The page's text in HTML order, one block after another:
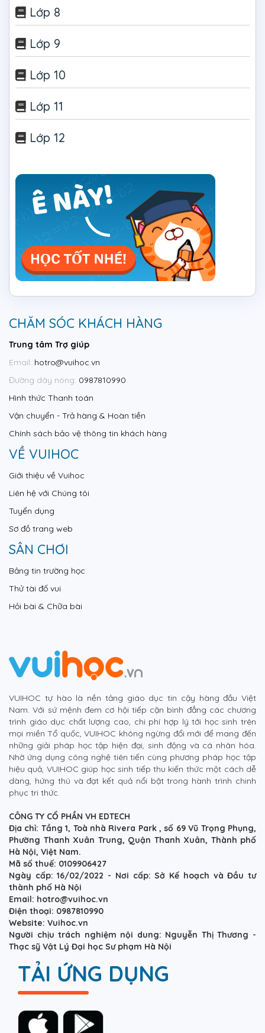
Lớp 8
Lớp 9
Lớp 10
Lớp 11
Lớp 12
CHĂM SÓC KHÁCH HÀNG
Trung tâm Trợ giúp
Email: hotro@vuihoc.vn
Đường dây nóng: 0987810990
Hình thức Thanh toán
Vận chuyển - Trả hàng & Hoàn tiền
Chính sách bảo vệ thông tin khách hàng
VỀ VUIHOC
Giới thiệu về Vuihoc
Liên hệ với Chúng tôi
Tuyển dụng
Sơ đồ trang web
SÂN CHƠI
Bảng tin trường học
Thử tài đố vui
Hỏi bài & Chữa bài
VUIHOC tự hào là nền tảng giáo dục tin cậy hàng đầu Việt
Nam. Với sứ mệnh đem cơ hội tiếp cận bình đẳng các chương
trình giáo dục chất lượng cao, chi phí hợp lý tới học sinh trên
mọi miền Tổ quốc, VUIHOC không ngừng đổi mới để mang đến
những giải pháp học tập hiện đại, sinh động và cá nhân hóa.
Nhờ ứng dụng công nghệ tiên tiến cùng phương pháp học tập
hiệu quả, VUIHOC giúp học sinh tiếp thu kiến thức một cách dễ
dàng, hứng thú và đạt kết quả nổi bật trong hành trình chinh
phục tri thức.
CÔNG TY CỔ PHẦN VH EDTECH
Địa chỉ: Tầng 1, Toà nhà Rivera Park , số 69 Vũ Trọng Phụng,
Phường Thanh Xuân Trung, Quận Thanh Xuân, Thành phố
Hà Nội, Việt Nam.
Mã số thuế: 0109906427
Ngày cấp: 16/02/2022 - Nơi cấp: Sở Kế hoạch và Đầu tư
thành phố Hà Nội
Email: hotro@vuihoc.vn
Điện thoại: 0987810990
Website: Vuihoc.vn
Người chịu trách nghiệm nội dung: Nguyễn Thị Thương -
Thạc sỹ Vật Lý Đại học Sư phạm Hà Nội
TẢI ỨNG DỤNG